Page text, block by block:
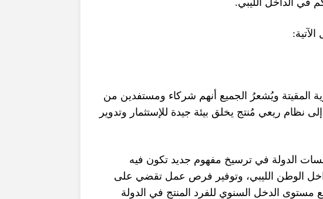
في الداخل الليبي.
:
المقيتة ويُشعرُ الجميع أنهم شركاء ومستفدين من
ريعي مُنتج يخلق بيئة جيدة للإستثمار وتدوير
الدولة في ترسيخ مفهوم جديد تكون فيه
الوطن الليبي، وتوفير فرص عمل تقضي على
مستوى الدخل السنوي للفرد المنتج في الدولة